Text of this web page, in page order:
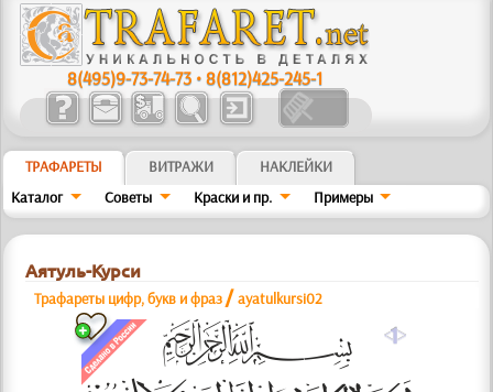
8(495)9-73-74-73 •8(812)425-245-1
ТРАФАРЕТЫ ВИТРАЖИ
НАКЛЕЙКИ
Каталог
Советы Краски и пр. Примеры
Аятуль-Курси
Трафареты цифр, букв и фраз /ayatulkursi02
a